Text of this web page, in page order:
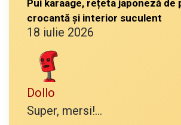
Pui karaage, rețeta japoneză de
crocantă și interior suculent
18 iulie 2026
Dollo
Super, mersi!...